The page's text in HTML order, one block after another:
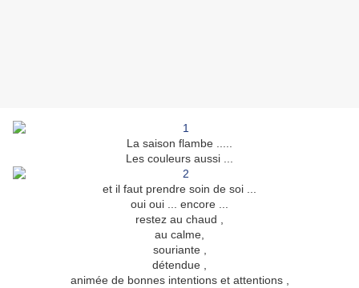
La saison flambe .....
Les couleurs aussi ...
et il faut prendre soin de soi ...
oui oui ... encore ...
restez au chaud ,
au calme,
souriante ,
détendue ,
animée de bonnes intentions et attentions ,